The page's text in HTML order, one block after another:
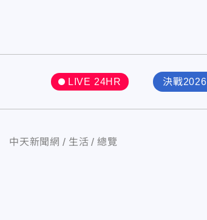
LIVE 24HR 決戰2026
中天新聞網 生活 總覽